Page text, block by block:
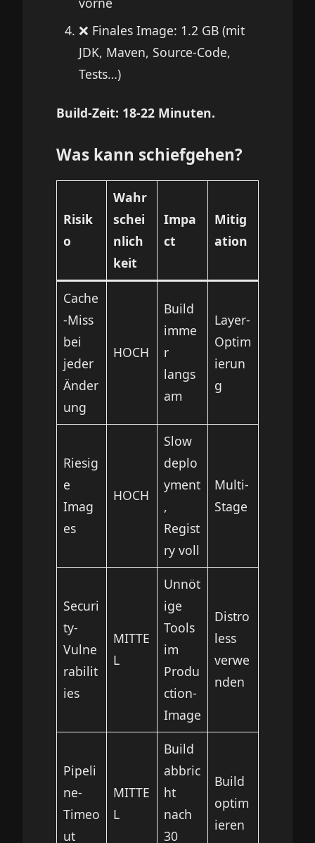
❌ Finales Image: 1.2 GB (mit
JDK, Maven, Source-Code,
Tests…)
Build-Zeit: 18-22 Minuten.
Was kann schiefgehen?
Risik
o
Wahr
schei
nlich
keit
Impa
ct
Mitig
ation
Cache
-Miss
bei
jeder
Änder
ung
HOCH
Build
imme
r
langs
am
Layer-
Optim
ierun
g
Riesig
e
Imag
es
HOCH
Slow
deplo
yment
,
Regist
ry voll
Multi-
Stage
Securi
ty-
Vulne
rabilit
ies
MITTE
L
Unnöt
ige
Tools
im
Produ
ction-
Image
Distro
less
verwe
nden
Pipeli
ne-
Timeo
ut
MITTE
L
Build
abbric
ht
nach
30
Build
optim
ieren